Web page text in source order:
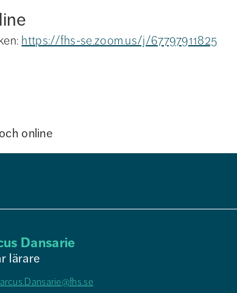
https://fhs-se.zoom.us/j/67797911825
online
Dansarie
lärare